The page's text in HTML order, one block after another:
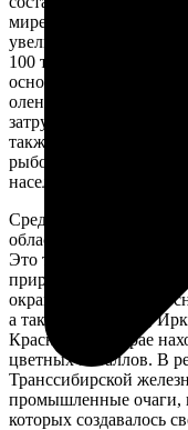
мире популяция
увеличивается. В 1980-
100 тыс. оленей, с
основном для нужд
оленеводство
затруднено,
также конкурируют с
рыболовство стали
населения.
Срединная часть
области, включая
Это территория с
природными
окраины
а также в Хакасии,
Красноярском крае
цветных металлов. В
Транссибирской
промышленные очаги,
которых создавалось